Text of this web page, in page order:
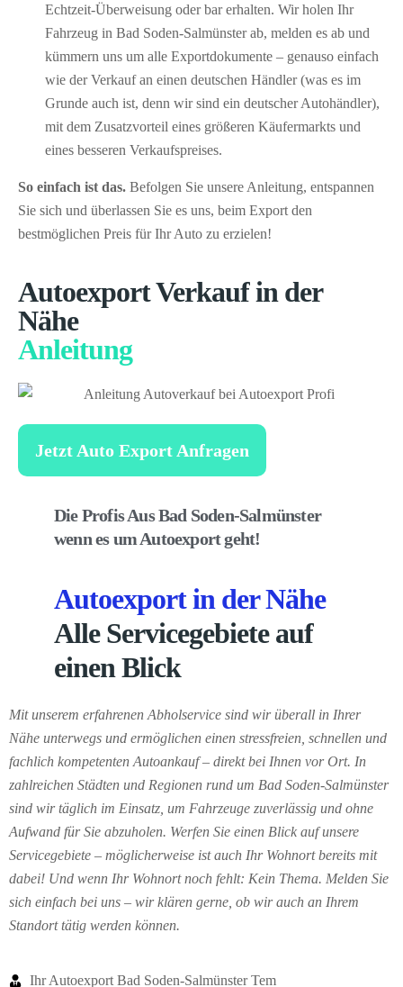
Echtzeit-Überweisung oder bar erhalten. Wir holen Ihr
Fahrzeug in Bad Soden-Salmünster ab, melden es ab und
kümmern uns um alle Exportdokumente – genauso einfach
wie der Verkauf an einen deutschen Händler (was es im
Grunde auch ist, denn wir sind ein deutscher Autohändler),
mit dem Zusatzvorteil eines größeren Käufermarkts und
eines besseren Verkaufspreises.
So einfach ist das. Befolgen Sie unsere Anleitung, entspannen
Sie sich und überlassen Sie es uns, beim Export den
bestmöglichen Preis für Ihr Auto zu erzielen!
Autoexport Verkauf in der
Nähe
Anleitung
Jetzt Auto Export Anfragen
Die Profis Aus Bad Soden-Salmünster
wenn es um Autoexport geht!
Autoexport in der Nähe
Alle Servicegebiete auf
einen Blick
Mit unserem erfahrenen Abholservice sind wir überall in Ihrer
Nähe unterwegs und ermöglichen einen stressfreien, schnellen und
fachlich kompetenten Autoankauf – direkt bei Ihnen vor Ort. In
zahlreichen Städten und Regionen rund um Bad Soden-Salmünster
sind wir täglich im Einsatz, um Fahrzeuge zuverlässig und ohne
Aufwand für Sie abzuholen. Werfen Sie einen Blick auf unsere
Servicegebiete – möglicherweise ist auch Ihr Wohnort bereits mit
dabei! Und wenn Ihr Wohnort noch fehlt: Kein Thema. Melden Sie
sich einfach bei uns – wir klären gerne, ob wir auch an Ihrem
Standort tätig werden können.
Ihr Autoexport Bad Soden-Salmünster Tem